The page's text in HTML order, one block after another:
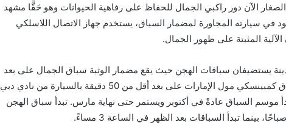
الآن دور راكبي الجمال للحفاظ على رفاهية الحيوانات وهو حَقًّا مشهد
في سيارته المجاورة لمضمار السباق، يستخدم جهاز الاتصال اللاسلكي
المثبتة على ظهور الجمال.
يستضيفان سباقات الهجن حيث يقع مضمار الوثبة سباق الجمال على بعد
45 كيلومترًا شرق طريق العين، ويقع فندق كمبينسكي مول الإمارات على بعد أقل من 50 دقيقة بالسيارة من نادي دبي
موسم السباق عادةً في أكتوبر ويستمر حتى نهاية مارس. تبدأ سباق الهجن